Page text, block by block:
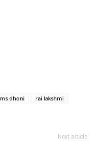
ms dhoni
rai lakshmi
Next article